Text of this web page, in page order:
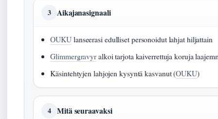
3 Aikajanasignaali
OUKUlanseerasi edulliset personoidut lahjat hiljattain
Glimmergravyralkoi tarjota kaiverrettuja koruja
Käsintehtyjen lahjojen kysyntä kasvanut (OUKU)
4 Mitä seuraavaksi